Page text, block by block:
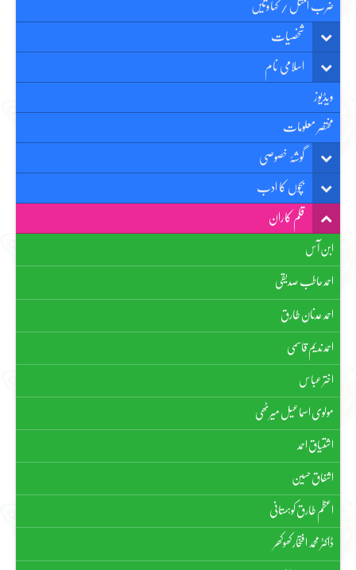
ضرب المثل / کہاوتیں
شخصیات
اسلامی نام
ویڈیوز
مختصر معلومات
گوشۂ خصوصی
بچوں کا ادب
قلم کاران
ابن آس
احمد حاطب صدیقی
احمد عدنان طارق
احمد ندیم قاسمی
اختر عباس
مولوی اسماعیل میرٹھی
اشتیاق احمد
اشفاق حسین
اعظم طارق کوہستانی
ڈاکٹر محمد افتخار کھوکھر